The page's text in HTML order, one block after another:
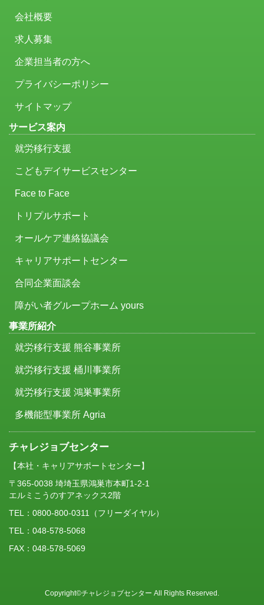
会社概要
求人募集
企業担当者の方へ
プライバシーポリシー
サイトマップ
サービス案内
就労移行支援
こどもデイサービスセンター
Face to Face
トリプルサポート
オールケア連絡協議会
キャリアサポートセンター
合同企業面談会
障がい者グループホーム yours
事業所紹介
就労移行支援 熊谷事業所
就労移行支援 桶川事業所
就労移行支援 鴻巣事業所
多機能型事業所 Agria
チャレジョブセンター
【本社・キャリアサポートセンター】
〒365-0038 埼埼玉県鴻巣市本町1-2-1
エルミこうのすアネックス2階
TEL： 0800-800-0311
（フリーダイヤル）
TEL：048-578-5068
FAX：048-578-5069
Copyright©チャレジョブセンター All Rights Reserved.